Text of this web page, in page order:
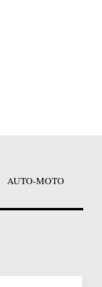
AUTO-MOTO